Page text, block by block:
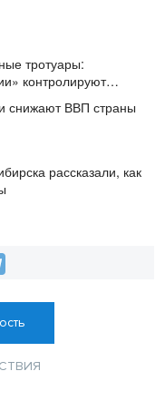
тротуары:
контролируют
снижают ВВП страны
рассказали, как